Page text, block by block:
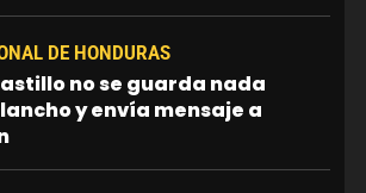
DE HONDURAS
no se guarda nada
y envía mensaje a